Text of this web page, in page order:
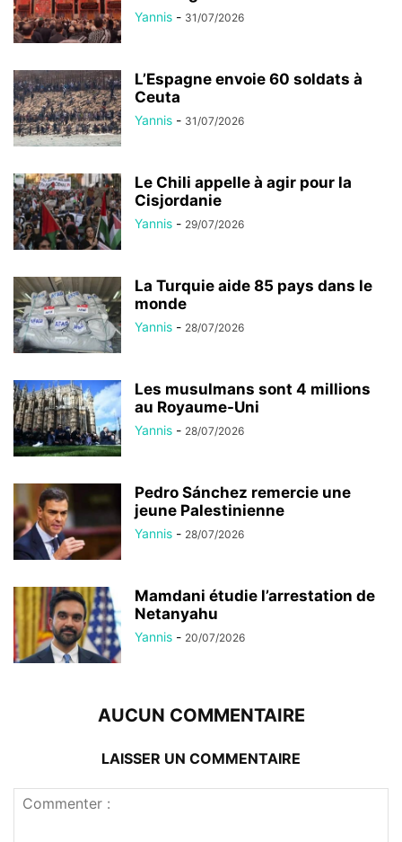
Yannis - 31/07/2026
L’Espagne envoie 60 soldats à
Ceuta
Yannis - 31/07/2026
Le Chili appelle à agir pour la
Cisjordanie
Yannis - 29/07/2026
La Turquie aide 85 pays dans le
monde
Yannis - 28/07/2026
Les musulmans sont 4 millions
au Royaume-Uni
Yannis - 28/07/2026
Pedro Sánchez remercie une
jeune Palestinienne
Yannis - 28/07/2026
Mamdani étudie l’arrestation de
Netanyahu
Yannis - 20/07/2026
AUCUN COMMENTAIRE
LAISSER UN COMMENTAIRE